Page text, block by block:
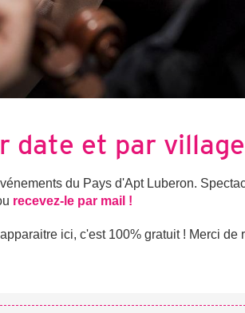
date et par village
du Pays d'Apt Luberon.
recevez-le par mail !
ici, c'est 100% gratuit ! Merci de